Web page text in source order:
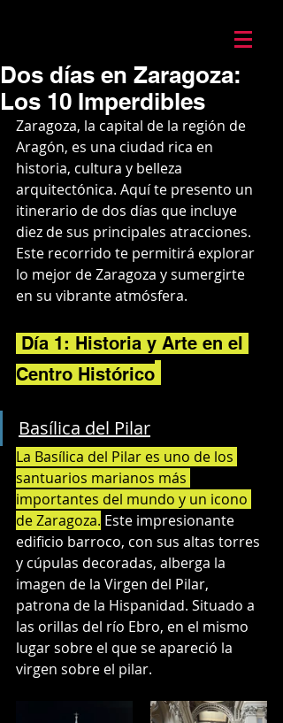
Dos días en Zaragoza:
Los 10 Imperdibles
Zaragoza, la capital de la región de
Aragón, es una ciudad rica en
historia, cultura y belleza
arquitectónica. Aquí te presento un
itinerario de dos días que incluye
diez de sus principales atracciones.
Este recorrido te permitirá explorar
lo mejor de Zaragoza y sumergirte
en su vibrante atmósfera.
Centro Histórico
Basílica del Pilar
La Basílica del Pilar es uno de los
santuarios marianos más
importantes del mundo y un icono
de Zaragoza. Este impresionante
edificio barroco, con sus altas torres
y cúpulas decoradas, alberga la
imagen de la Virgen del Pilar,
patrona de la Hispanidad. Situado a
las orillas del río Ebro, en el mismo
lugar sobre el que se apareció la
virgen sobre el pilar.